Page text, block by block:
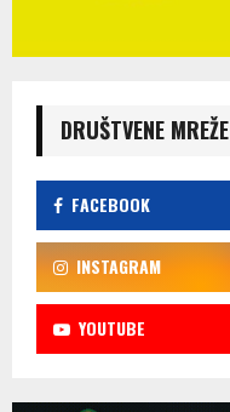
DRUŠTVENE MREŽE
FACEBOOK
INSTAGRAM
YOUTUBE